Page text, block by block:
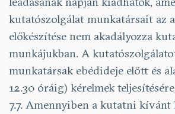
kutatószolgálat munkatársait az
előkészítése nem akadályozza
munkájukban. A
munkatársak ebédideje előtt és
12.30 óráig) kérelmek
7.7. Amennyiben a kutatni kívánt